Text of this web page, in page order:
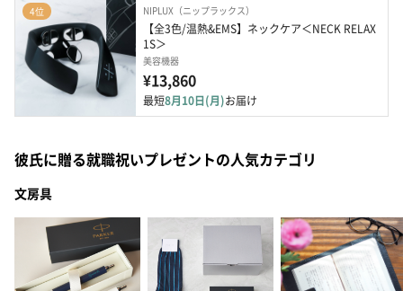
4位 NIPLUX（ニップラックス）
【全3色/温熱&EMS】ネックケア＜NECK RELAX
1S＞
美容機器
¥13,860
最短8月10日(月)お届け
彼氏に贈る就職祝いプレゼントの人気カテゴリ
文房具